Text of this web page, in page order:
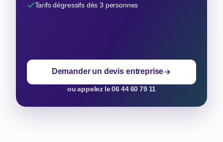
Tarifs dégressifs dès 3 personnes
Demander un devis entreprise
ou appelez le 06 44 60 79 11